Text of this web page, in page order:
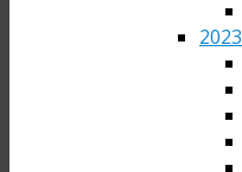
2023